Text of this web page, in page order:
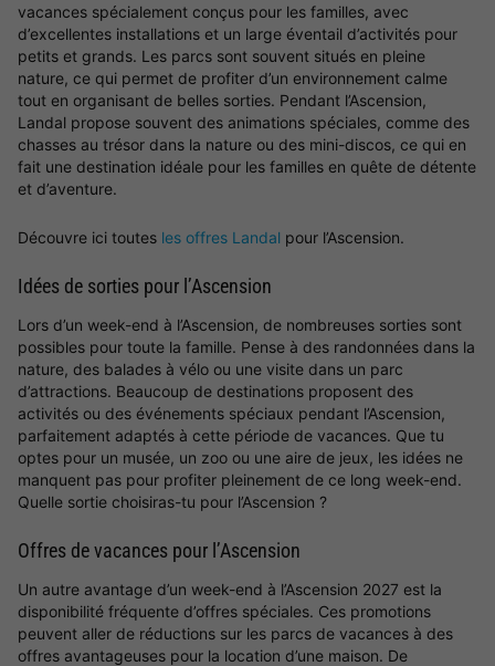
vacances spécialement conçus pour les familles, avec
d’excellentes installations et un large éventail d’activités pour
petits et grands. Les parcs sont souvent situés en pleine
nature, ce qui permet de profiter d’un environnement calme
tout en organisant de belles sorties. Pendant l’Ascension,
Landal propose souvent des animations spéciales, comme des
chasses au trésor dans la nature ou des mini-discos, ce qui en
fait une destination idéale pour les familles en quête de détente
et d’aventure.
Découvre ici toutes les offres Landal pour l’Ascension.
Idées de sorties pour l’Ascension
Lors d’un week-end à l’Ascension, de nombreuses sorties sont
possibles pour toute la famille. Pense à des randonnées dans la
nature, des balades à vélo ou une visite dans un parc
d’attractions. Beaucoup de destinations proposent des
activités ou des événements spéciaux pendant l’Ascension,
parfaitement adaptés à cette période de vacances. Que tu
optes pour un musée, un zoo ou une aire de jeux, les idées ne
manquent pas pour profiter pleinement de ce long week-end.
Quelle sortie choisiras-tu pour l’Ascension ?
Offres de vacances pour l’Ascension
Un autre avantage d’un week-end à l’Ascension 2027 est la
disponibilité fréquente d’offres spéciales. Ces promotions
peuvent aller de réductions sur les parcs de vacances à des
offres avantageuses pour la location d’une maison. De